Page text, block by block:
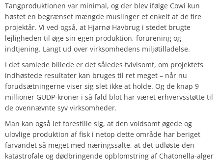
Tangproduktionen var minimal, og der blev ifølge Cowi kun
høstet en begrænset mængde muslinger et enkelt af de fire
projektår. Vi ved også, at Hjarnø Havbrug i stedet brugte
lejligheden til øge sin egen produktion, forurening og
indtjening. Langt ud over virksomhedens miljøtilladelse.
I det samlede billede er det således tvivlsomt, om projektets
indhøstede resultater kan bruges til ret meget – når nu
forudsætningerne viser sig slet ikke at holde. Og de knap 9
millioner GUDP-kroner i så fald blot har været erhvervsstøtte til
de ovennævnte syv virksomheder.
Man kan også let forestille sig, at den voldsomt øgede og
ulovlige produktion af fisk i netop dette område har beriget
farvandet så meget med næringssalte, at det udløste den
katastrofale og dødbringende opblomstring af Chatonella-alger